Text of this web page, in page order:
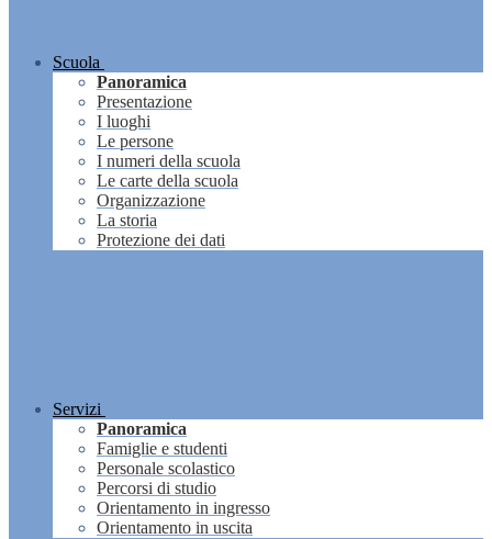
Scuola
Panoramica
Presentazione
I luoghi
Le persone
I numeri della scuola
Le carte della scuola
Organizzazione
La storia
Protezione dei dati
Servizi
Panoramica
Famiglie e studenti
Personale scolastico
Percorsi di studio
Orientamento in ingresso
Orientamento in uscita